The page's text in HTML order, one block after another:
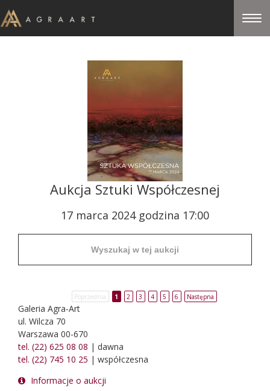
Aukcja Sztuki Współczesnej
17 marca 2024 godzina 17:00
Poprzednia 1 2 3 4 5 6 Następna
Galeria Agra-Art
ul. Wilcza 70
Warszawa 00-670
tel. (22) 625 08 08 | dawna
tel. (22) 745 10 25 | współczesna
Informacje o aukcji